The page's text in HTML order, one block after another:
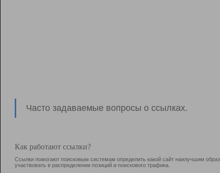
Часто задаваемые вопросы о ссылках.
Как работают ссылки?
Ссылки помогают поисковым системам определить какой сайт наилучшим
участвовать в раcпределении позиций и поискового трафика.